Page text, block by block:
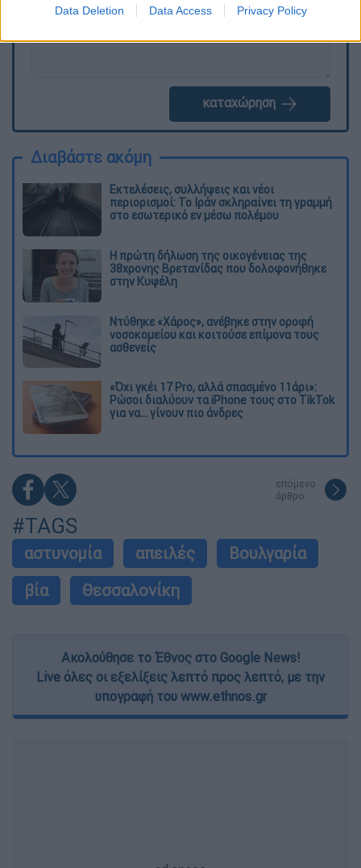
Data Deletion Data Access Privacy Policy
καταχώρηση
Διαβάστε ακόμη
Εκτελέσεις, συλλήψεις και νέοι
περιορισμοί: Το Ιράν σκληραίνει τη γραμμή
στο εσωτερικό εν μέσω πολέμου
Η πρώτη δήλωση της οικογένειας της
38χρονης Βρετανίδας που δολοφονήθηκε
στην Κυψέλη
Ντύθηκε «Χάρος», ανέβηκε στην οροφή
νοσοκομείου και κοιτούσε επίμονα τους
ασθενείς
«Όχι γκέι 17 Pro, αλλά σπασμένο 11άρι»:
Ρώσοι διαλύουν τα iPhone τους στο TikTok
για να... γίνουν πιο άνδρες
επόμενο
άρθρο
#TAGS
αστυνομία απειλές
Βουλγαρία
βία
Θεσσαλονίκη
Ακολούθησε το Έθνος στο Google News!
Live όλες οι εξελίξεις λεπτό προς λεπτό, με την
υπογραφή του www.ethnos.gr